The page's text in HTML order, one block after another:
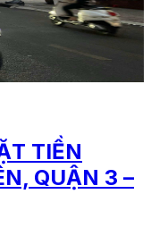
TIỀN
QUẬN 3 –